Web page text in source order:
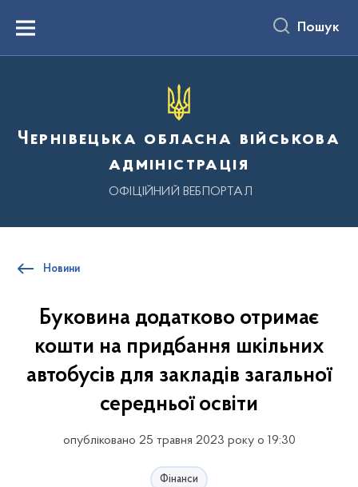
вмістуMenu Пошук
Чернівецька обласна військова
адміністрація
ОФІЦІЙНИЙ ВЕБПОРТАЛ
Новини
Буковина додатково отримає
кошти на придбання шкільних
автобусів для закладів загальної
середньої освіти
опубліковано 25 травня 2023 року о 19:30
Фінанси